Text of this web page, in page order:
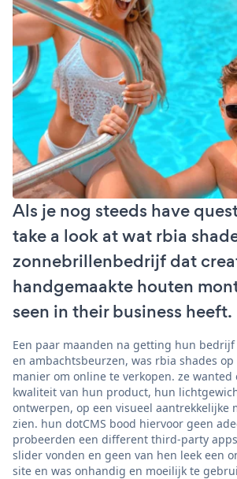
Als je nog steeds have
take a look at wat rbia
zonnebrillenbedrijf dat
handgemaakte houten
seen in their business heeft.
Een paar maanden na getting hun
en ambachtsbeurzen, was rbia shades op
manier om online te verkopen. ze wanted
kwaliteit van hun product, hun
ontwerpen, op een visueel aantrekkelijke
zien. hun dotCMS bood hiervoor geen
probeerden een different third-party
slider vonden en geen van hen leek een
site en was onhandig en moeilijk te